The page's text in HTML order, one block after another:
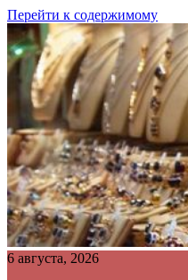
Перейти к содержимому
6 августа, 2026